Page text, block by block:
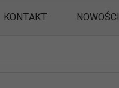
KONTAKT NOWOŚCI